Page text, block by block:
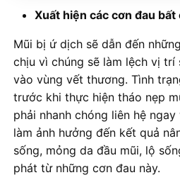
Xuất hiện các cơn đau bất
Mũi bị ứ dịch sẽ dẫn đến
chịu vì chúng sẽ làm lệch vị trí
vào vùng vết thương. Tình
trước khi thực hiện tháo nẹp
phải nhanh chóng liên hệ
làm ảnh hưởng đến kết quả
sống, mỏng da đầu mũi, lộ
phát từ những cơn đau này.